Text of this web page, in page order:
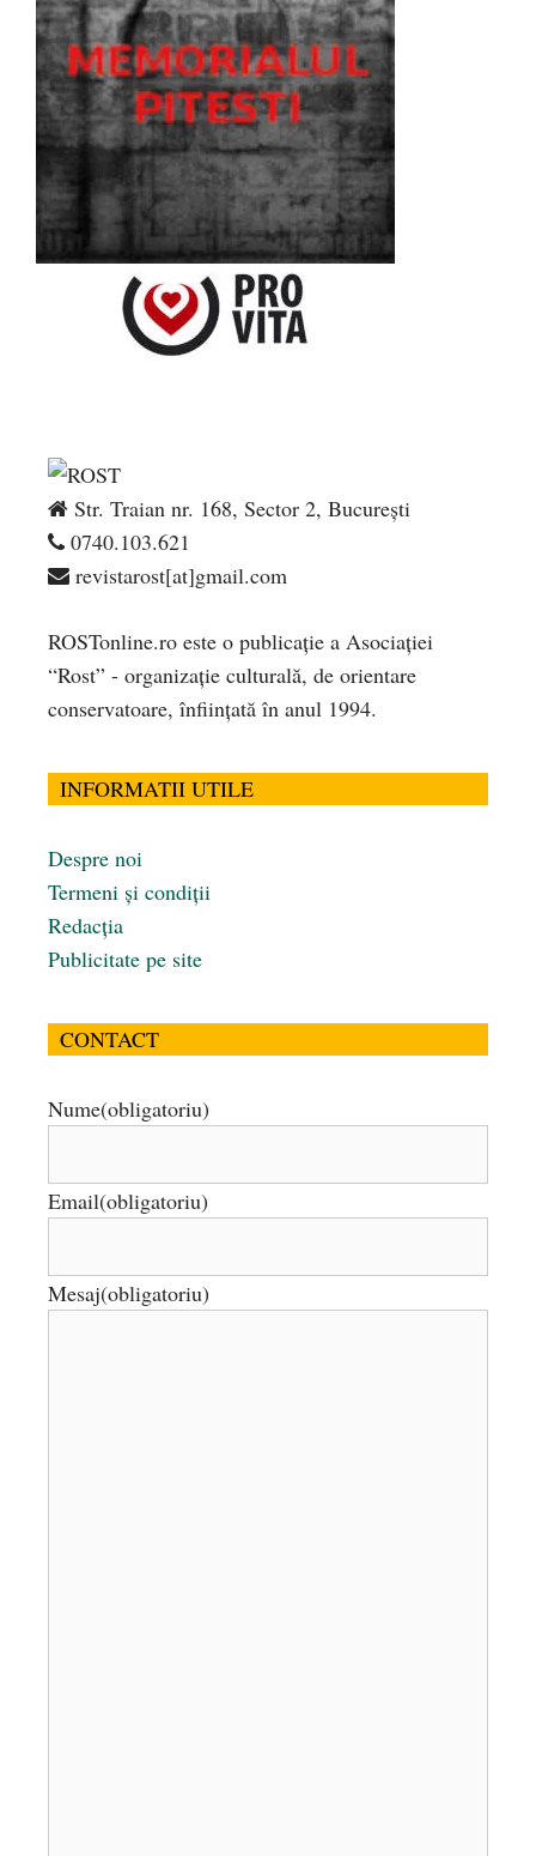
Str. Traian nr. 168, Sector 2, București
0740.103.621
revistarost[at]gmail.com
ROSTonline.ro este o publicaţie a Asociaţiei
“Rost” - organizaţie culturală, de orientare
conservatoare, înfiinţată în anul 1994.
INFORMATII UTILE
Despre noi
Termeni și condiții
Redacția
Publicitate pe site
CONTACT
Nume(obligatoriu)
Email(obligatoriu)
Mesaj(obligatoriu)